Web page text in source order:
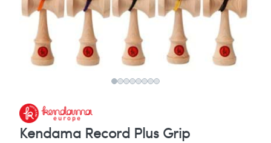
Kendama Record Plus Grip